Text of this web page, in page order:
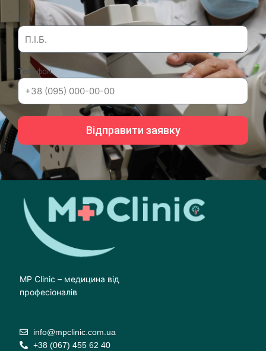
Ім'я
Телефон
Відправити заявку
MP Clinic – медицина від
професіоналів
info@mpclinic.com.ua
+38 (067) 455 62 40